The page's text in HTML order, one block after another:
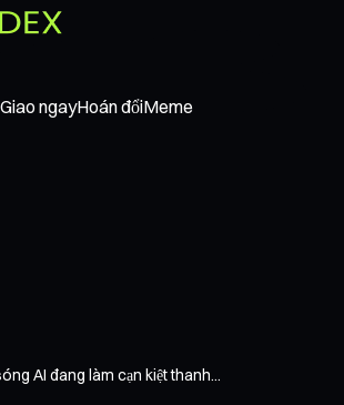
Giao ngayHoán đổiMeme
AI đang làm cạn kiệt thanh...